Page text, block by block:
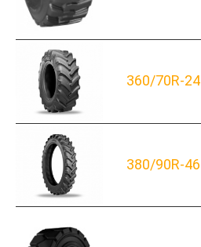
360/70R-24
380/90R-46